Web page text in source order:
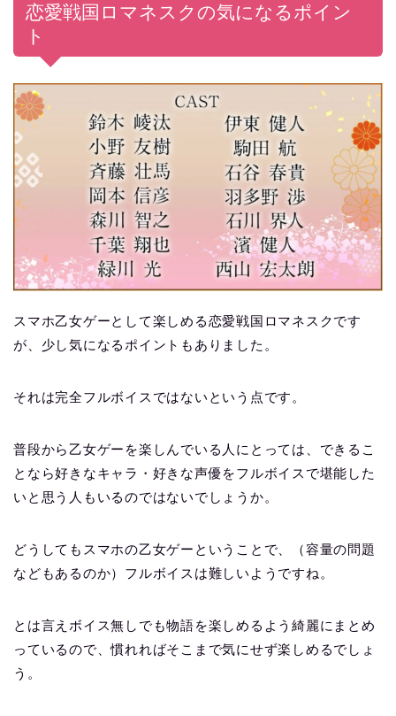
恋愛戦国ロマネスクの気になるポイン
ト
スマホ乙女ゲーとして楽しめる恋愛戦国ロマネスクです
が、少し気になるポイントもありました。
それは完全フルボイスではないという点です。
普段から乙女ゲーを楽しんでいる人にとっては、できるこ
となら好きなキャラ・好きな声優をフルボイスで堪能した
いと思う人もいるのではないでしょうか。
どうしてもスマホの乙女ゲーということで、（容量の問題
などもあるのか）フルボイスは難しいようですね。
とは言えボイス無しでも物語を楽しめるよう綺麗にまとめ
っているので、慣れればそこまで気にせず楽しめるでしょ
う。